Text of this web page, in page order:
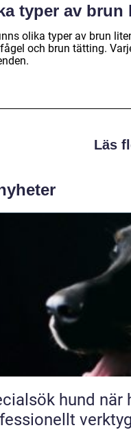
typer av
olika typer av brun
och brun tätting.
Läs
hund när hundens nos blir ett
verktyg